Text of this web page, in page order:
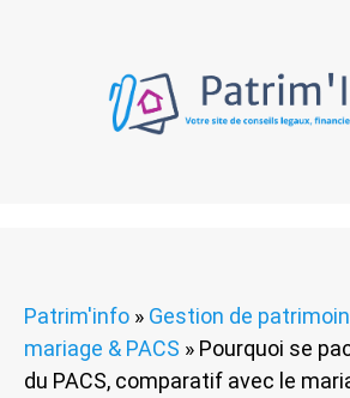
Patrim'info » Gestion de
mariage & PACS » Pourquoi se
du PACS, comparatif avec le